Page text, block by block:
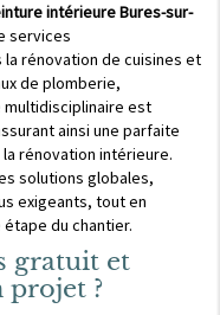
intérieure Bures-sur-
services
rénovation de cuisines et
de plomberie,
est
ainsi une parfaite
rénovation intérieure.
solutions globales,
exigeants, tout en
du chantier.
gratuit et
?